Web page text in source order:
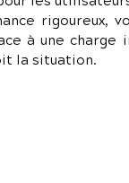
rigoureux,
à une charge
la situation.